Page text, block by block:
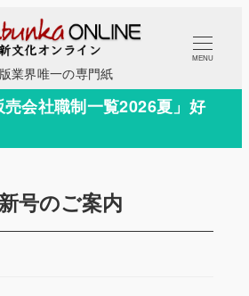
業界唯一の専門紙
MENU
会社職制一覧2026夏」好
号のご案内